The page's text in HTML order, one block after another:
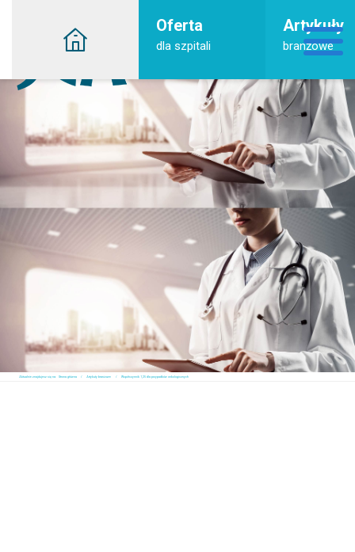
Oferta
dla szpitali
Artykuły
branżowe
Aktualnie znajdujesz się na: Strona główna Artykuły branżowe Współczynnik 1,25 dla przypadków onkologicznych